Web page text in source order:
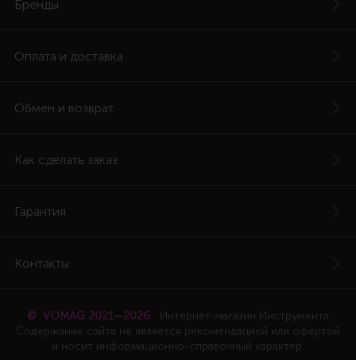
Бренды
Оплата и доставка
Обмен и возврат
Как сделать заказ
Гарантия
Контакты
© VOMAG 2021—2026
Интернет-магазин Инструмента
Содержание сайта не является рекомендацией или офертой
и носит информационно-справочный характер.